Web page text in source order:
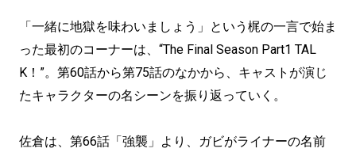
「一緒に地獄を味わいましょう」という梶の一言で始ま
った最初のコーナーは、“The Final Season Part1 TAL
K！”。第60話から第75話のなかから、キャストが演じ
たキャラクターの名シーンを振り返っていく。
佐倉は、第66話「強襲」より、ガビがライナーの名前